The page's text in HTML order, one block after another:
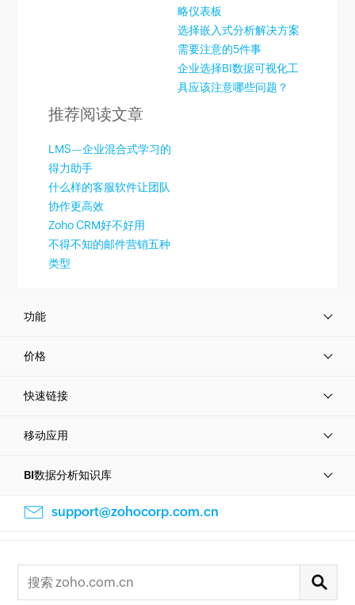
略仪表板
选择嵌入式分析解决方案
需要注意的5件事
企业选择BI数据可视化工
具应该注意哪些问题？
推荐阅读文章
LMS—企业混合式学习的
得力助手
什么样的客服软件让团队
协作更高效
Zoho CRM好不好用
不得不知的邮件营销五种
类型
功能
价格
快速链接
移动应用
BI数据分析知识库
support@zohocorp.com.cn